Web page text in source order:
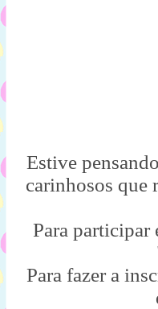
Estive
carinhosos que
Para participar
Para fazer a